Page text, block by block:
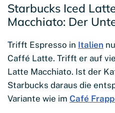
Starbucks Iced
Macchiato: Der
Trifft Espresso in Italien
Caffé Latte. Trifft er auf
Latte Macchiato. Ist der
Starbucks daraus die
Variante wie im Café